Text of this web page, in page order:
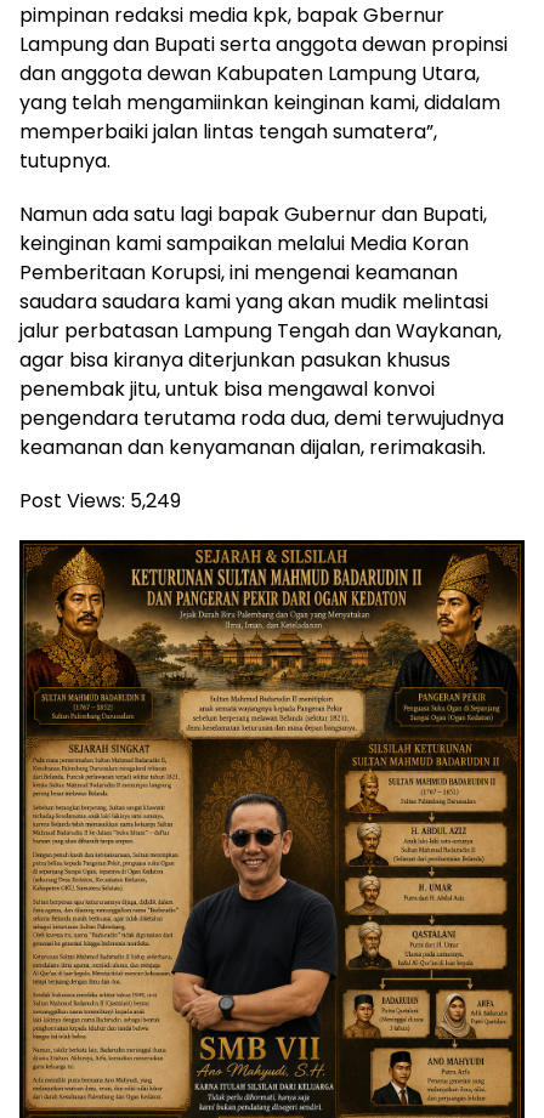
pimpinan redaksi media kpk, bapak Gbernur
Lampung dan Bupati serta anggota dewan propinsi
dan anggota dewan Kabupaten Lampung Utara,
yang telah mengamiinkan keinginan kami, didalam
memperbaiki jalan lintas tengah sumatera”,
tutupnya.
Namun ada satu lagi bapak Gubernur dan Bupati,
keinginan kami sampaikan melalui Media Koran
Pemberitaan Korupsi, ini mengenai keamanan
saudara saudara kami yang akan mudik melintasi
jalur perbatasan Lampung Tengah dan Waykanan,
agar bisa kiranya diterjunkan pasukan khusus
penembak jitu, untuk bisa mengawal konvoi
pengendara terutama roda dua, demi terwujudnya
keamanan dan kenyamanan dijalan, rerimakasih.
Post Views: 5,249